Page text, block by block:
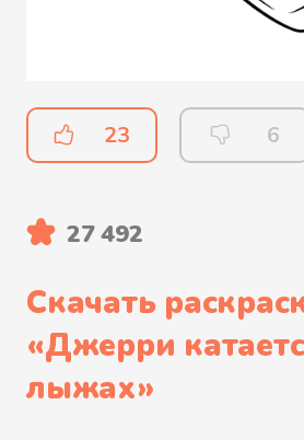
23 6
27 492
Скачать
«Джерри
лыжах»